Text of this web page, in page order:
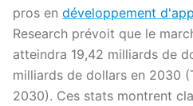
pros en développement
Research prévoit que le
atteindra 19,42 milliards de
milliards de dollars en 2030
2030). Ces stats montrent